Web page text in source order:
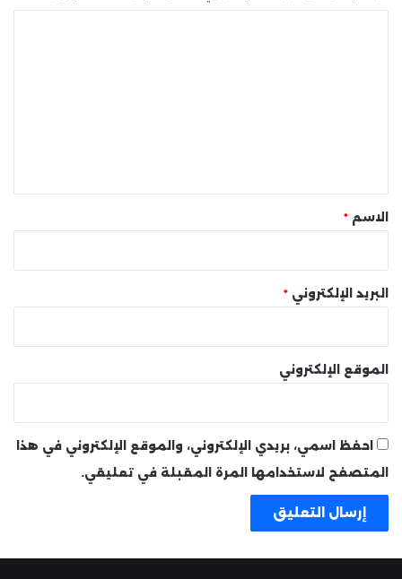
* الاسم *
البريد الإلكتروني *
الموقع الإلكتروني
احفظ اسمي، بريدي الإلكتروني، والموقع الإلكتروني في هذا
المتصفح لاستخدامها المرة المقبلة في تعليقي.